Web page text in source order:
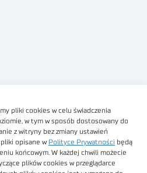
pliki cookies w celu świadczenia
w tym w sposób dostosowany do
z witryny bez zmiany ustawień
pliki opisane w Polityce Prywatności będą
końcowym. W każdej chwili możecie
plików cookies w przeglądarce